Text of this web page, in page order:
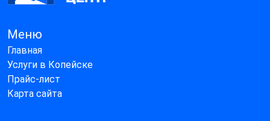
Меню
Главная
Услуги в Копейске
Прайс-лист
Карта сайта